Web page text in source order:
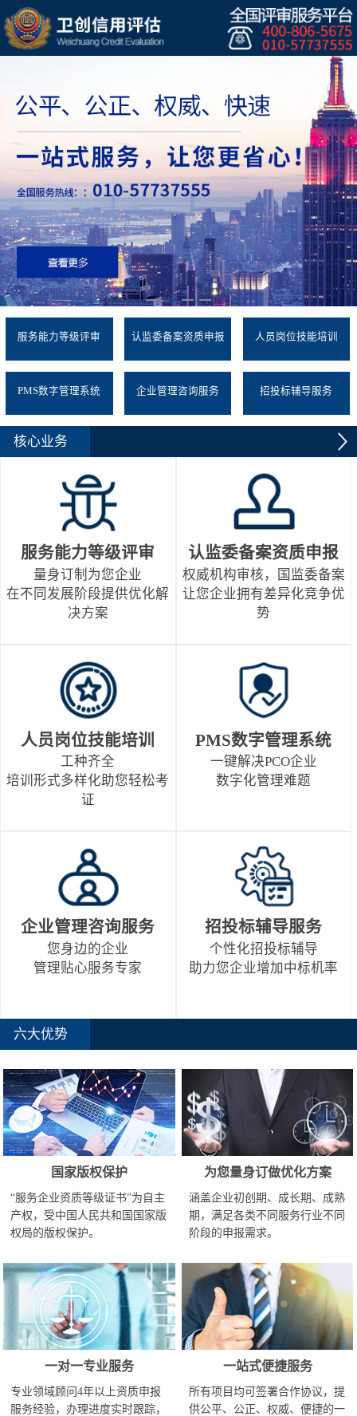
服务能力等级评审 认监委备案资质申报 人员岗位技能培训
PMS数字管理系统 企业管理咨询服务 招投标辅导服务
核心业务
服务能力等级评审
量身订制为您企业
在不同发展阶段提供优化解
决方案
认监委备案资质申报
权威机构审核，国监委备案
让您企业拥有差异化竞争优
势
人员岗位技能培训
工种齐全
培训形式多样化助您轻松考
证
PMS数字管理系统
一键解决PCO企业
数字化管理难题
企业管理咨询服务
您身边的企业
管理贴心服务专家
招投标辅导服务
个性化招投标辅导
助力您企业增加中标机率
六大优势
国家版权保护
“服务企业资质等级证书”为自主
产权，受中国人民共和国国家版
权局的版权保护。
为您量身订做优化方案
涵盖企业初创期、成长期、成熟
期，满足各类不同服务行业不同
阶段的申报需求。
一对一专业服务
专业领域顾问4年以上资质申报
服务经验，办理进度实时跟踪，
一站式便捷服务
所有项目均可签署合作协议，提
供公平、公正、权威、便捷的一